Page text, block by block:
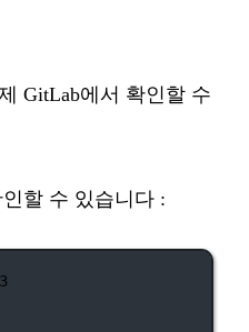
GitLab에서 확인할 수
할 수 있습니다 :